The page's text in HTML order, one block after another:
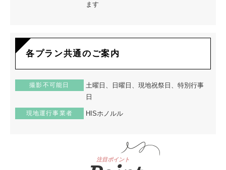
ます
各プラン共通のご案内
撮影不可能日
土曜日、日曜日、現地祝祭日、特別行事
日
現地運行事業者 HISホノルル
注目ポイント